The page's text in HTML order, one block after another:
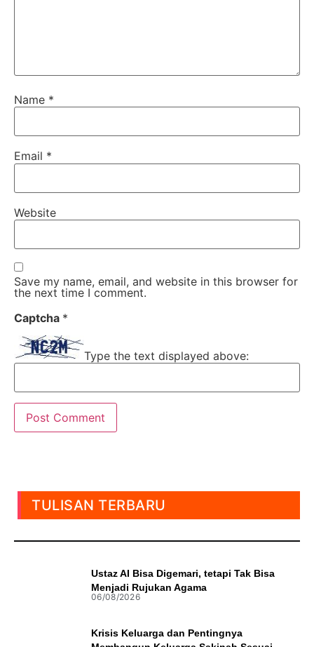
Name *
Email *
Website
Save my name, email, and website in this browser for
the next time I comment.
Captcha *
Type the text displayed above:
TULISAN TERBARU
Ustaz AI Bisa Digemari, tetapi Tak Bisa
Menjadi Rujukan Agama
06/08/2026
Krisis Keluarga dan Pentingnya